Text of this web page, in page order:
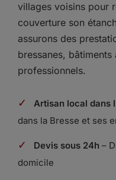
villages voisins pour
couverture son
assurons des
bressanes,
professionnels.
✓ Artisan local dans
dans la Bresse et ses
✓ Devis sous 24h –
domicile